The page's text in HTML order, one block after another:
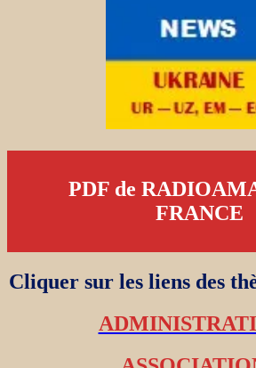
PDF de
FRANCE
Cliquer sur les liens des